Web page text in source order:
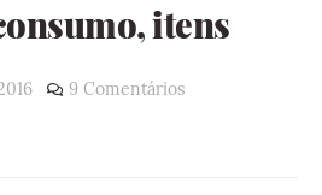
itens
9 Comentários